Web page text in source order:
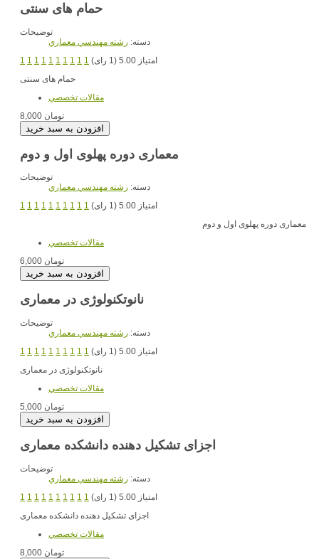
حمام های سنتی
توضیحات
دسته: رشته مهندسي معماري
1 1 1 1 1 1 1 1 1 1
امتیاز 5.00 (1 رای)
مقالات تخصصي
8,000 تومان
معماری دوره پهلوی اول و دوم
توضیحات
دسته: رشته مهندسي معماري
1 1 1 1 1 1 1 1 1 1
امتیاز 5.00 (1 رای)
معماری دوره پهلوی اول و دوم
مقالات تخصصي
6,000 تومان
نانوتکنولوژی در معماری
توضیحات
دسته: رشته مهندسي معماري
1 1 1 1 1 1 1 1 1 1
امتیاز 5.00 (1 رای)
مقالات تخصصي
5,000 تومان
اجزای تشکیل دهنده دانشکده معماری
توضیحات
دسته: رشته مهندسي معماري
1 1 1 1 1 1 1 1 1 1
امتیاز 5.00 (1 رای)
مقالات تخصصي
8,000 تومان